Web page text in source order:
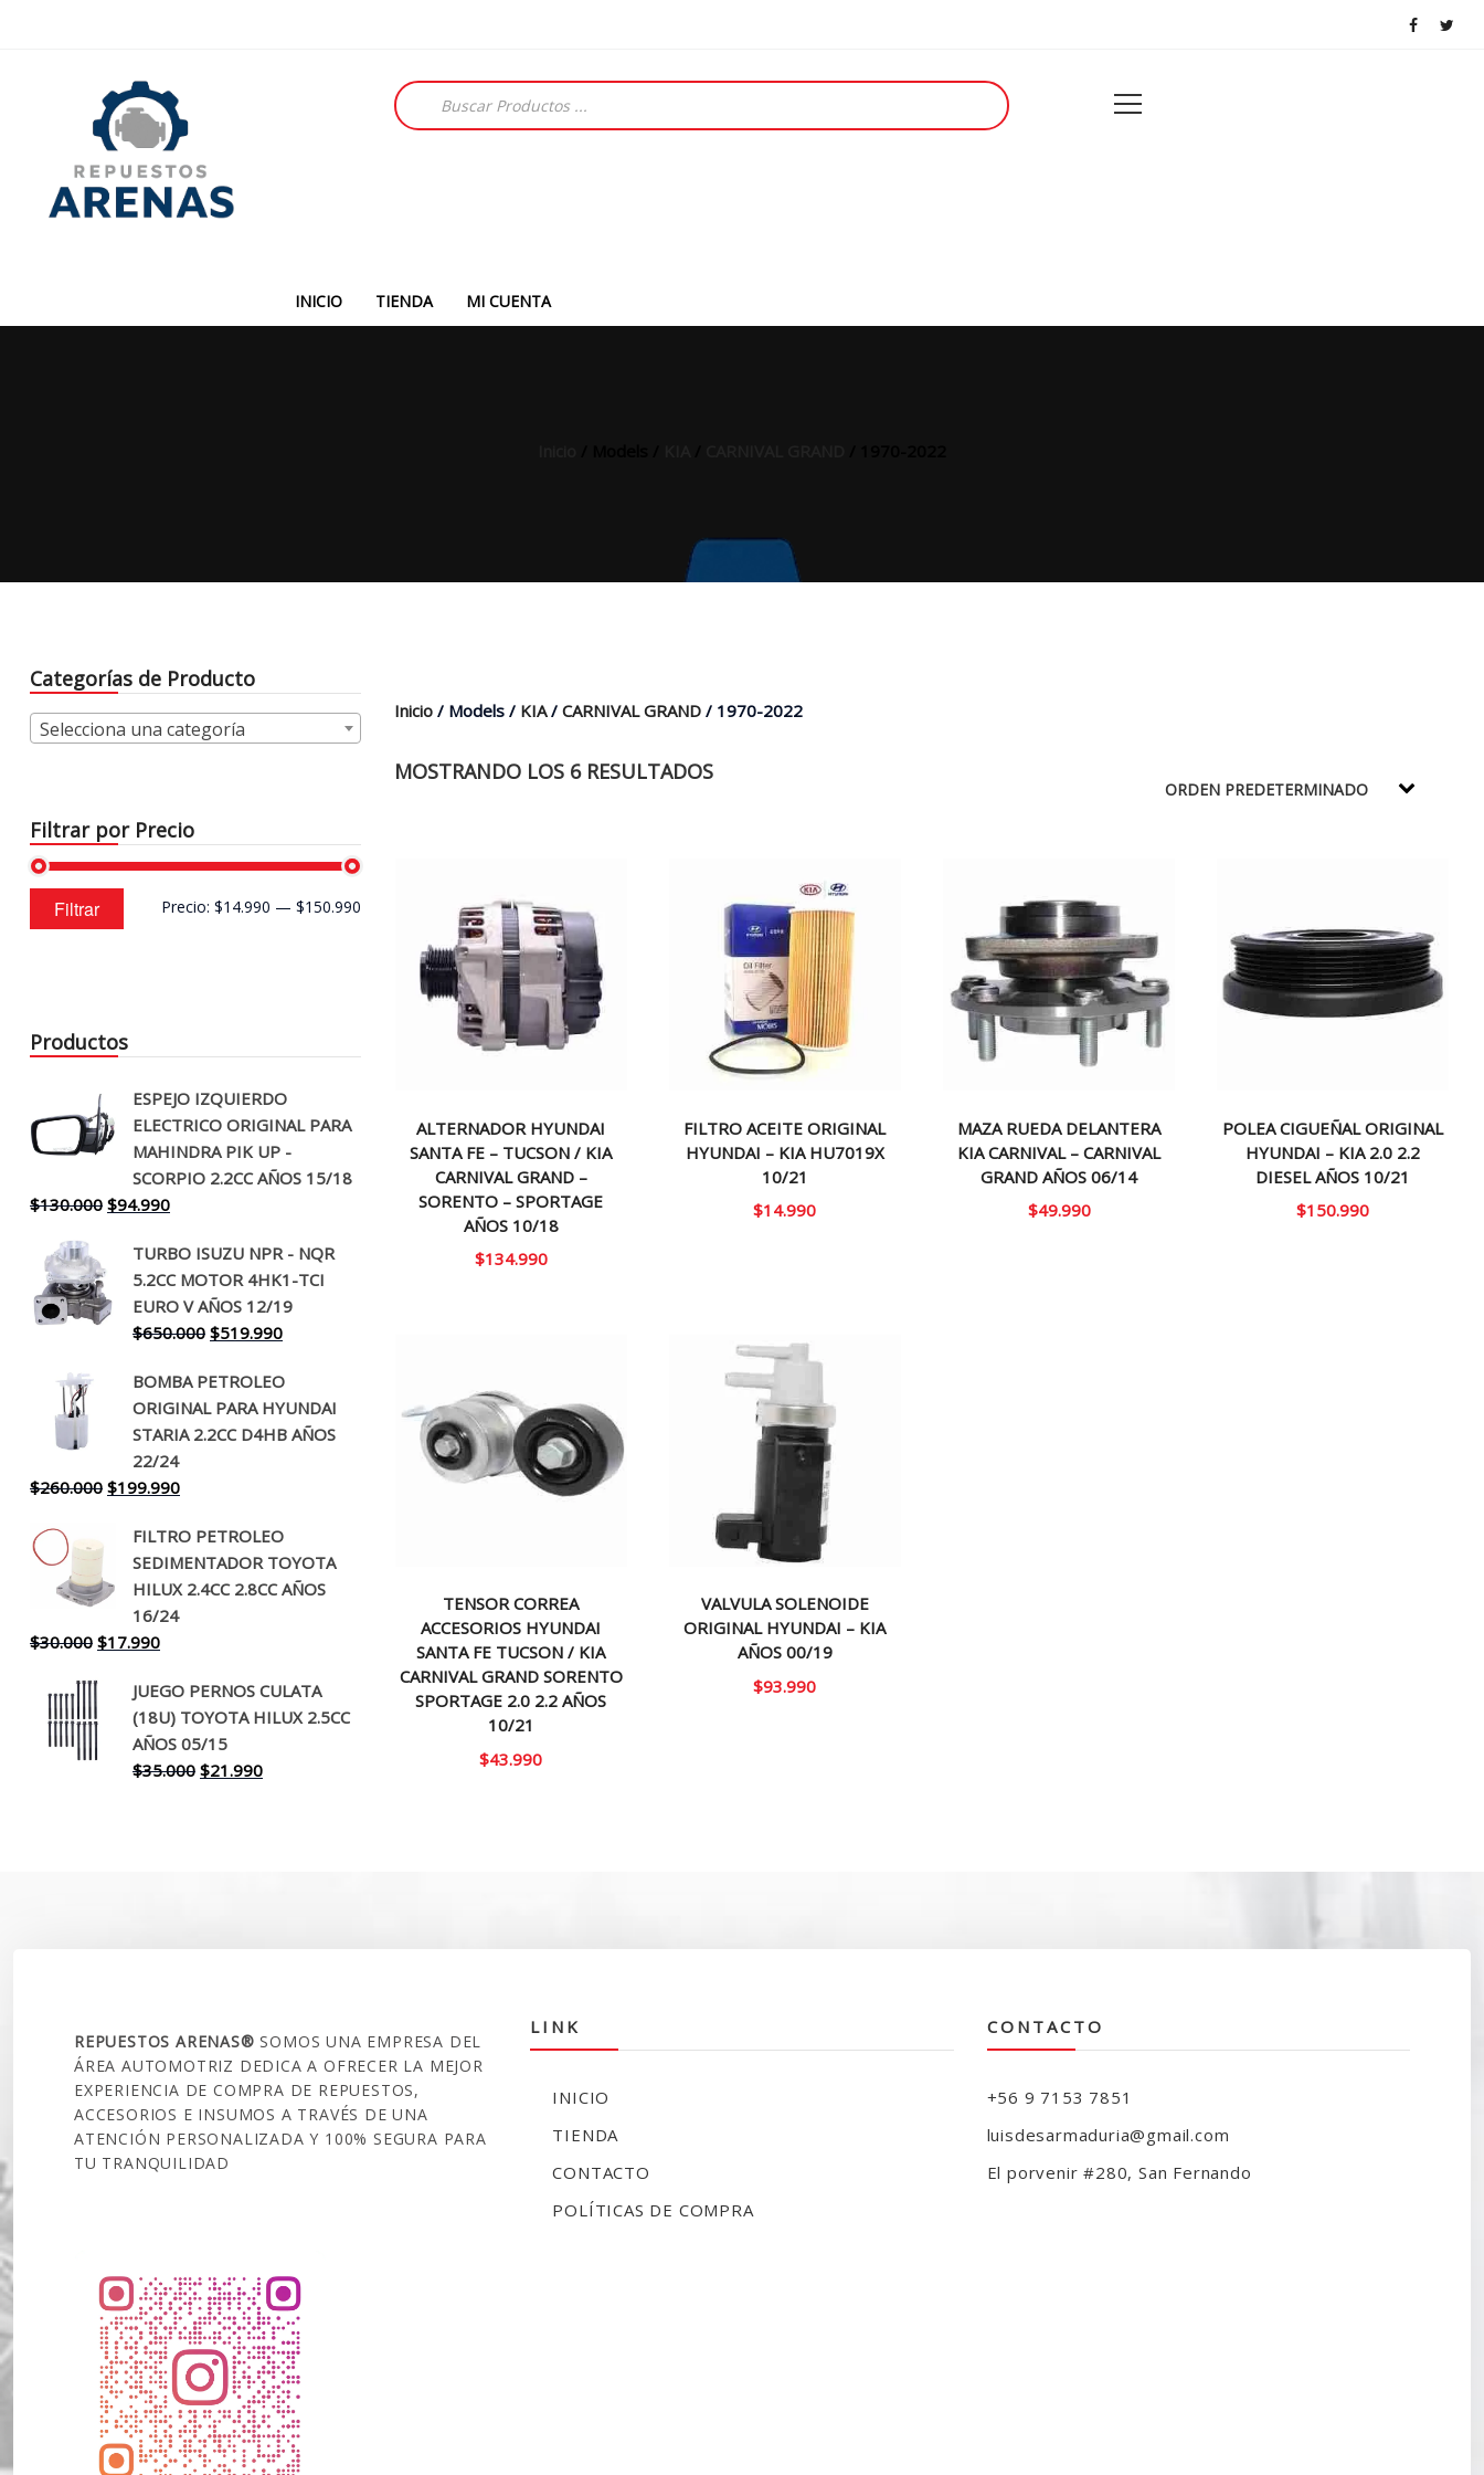
Búsqueda
de
productos
INICIO TIENDA MI CUENTA
Categorías de Producto
Selecciona una categoría
Filtrar por Precio
Precio
mínimo
Precio
máximo
Filtrar Precio: $14.990 — $150.990
Productos
ESPEJO IZQUIERDO
ELECTRICO ORIGINAL PARA
MAHINDRA PIK UP -
SCORPIO 2.2CC AÑOS 15/18
$130.000 El
original
era:
$130.000.
$94.990El
actual
es:
$94.990.
TURBO ISUZU NPR - NQR
5.2CC MOTOR 4HK1-TCI
EURO V AÑOS 12/19
$650.000 El
original
era:
$650.000.
$519.990El
actual
es:
$519.990.
BOMBA PETROLEO
ORIGINAL PARA HYUNDAI
STARIA 2.2CC D4HB AÑOS
22/24
$260.000 El
original
era:
$260.000.
$199.990El
actual
es:
$199.990.
FILTRO PETROLEO
SEDIMENTADOR TOYOTA
HILUX 2.4CC 2.8CC AÑOS
16/24
$30.000 El
original
era:
$30.000.
$17.990El
actual
es:
$17.990.
JUEGO PERNOS CULATA
(18U) TOYOTA HILUX 2.5CC
AÑOS 05/15
$35.000 El
$21.990El
Inicio / Models / KIA/ CARNIVAL GRAND / 1970-2022
MOSTRANDO LOS 6 RESULTADOS
ALTERNADOR HYUNDAI
SANTA FE – TUCSON / KIA
CARNIVAL GRAND –
SORENTO – SPORTAGE
AÑOS 10/18
$134.990
FILTRO ACEITE ORIGINAL
HYUNDAI – KIA HU7019X
10/21
$14.990
MAZA RUEDA DELANTERA
KIA CARNIVAL – CARNIVAL
GRAND AÑOS 06/14
$49.990
POLEA CIGUEÑAL ORIGINAL
HYUNDAI – KIA 2.0 2.2
DIESEL AÑOS 10/21
$150.990
TENSOR CORREA
ACCESORIOS HYUNDAI
SANTA FE TUCSON / KIA
CARNIVAL GRAND SORENTO
SPORTAGE 2.0 2.2 AÑOS
10/21
$43.990
VALVULA SOLENOIDE
ORIGINAL HYUNDAI – KIA
AÑOS 00/19
$93.990
REPUESTOS ARENAS®SOMOS UNA EMPRESA DEL
ÁREA AUTOMOTRIZ DEDICA A OFRECER LA MEJOR
EXPERIENCIA DE COMPRA DE REPUESTOS,
ACCESORIOS E INSUMOS A TRAVÉS DE UNA
ATENCIÓN PERSONALIZADA Y 100% SEGURA PARA
TU TRANQUILIDAD
LINK
INICIO
TIENDA
CONTACTO
POLÍTICAS DE COMPRA
CONTACTO
+56 9 7153 7851
luisdesarmaduria@gmail.com
El porvenir #280, San Fernando